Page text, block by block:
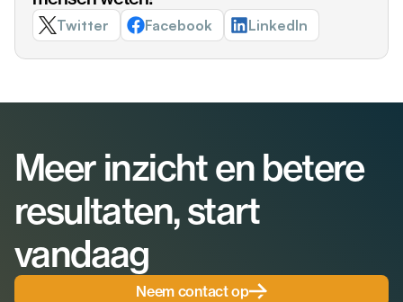
Twitter Facebook LinkedIn
Meer inzicht en betere
resultaten, start
vandaag
Neem contact op